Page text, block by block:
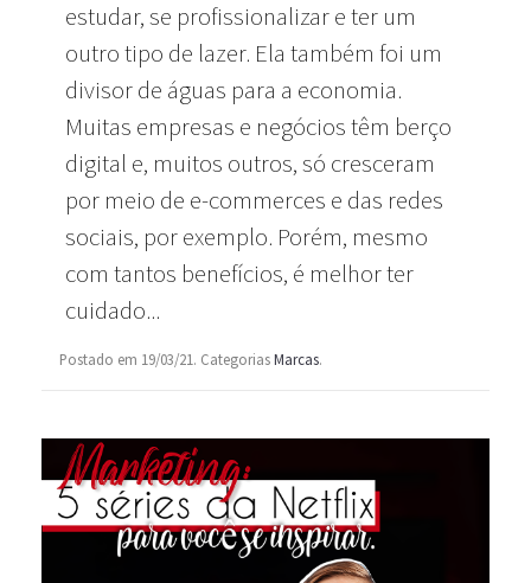
estudar, se profissionalizar e ter um
outro tipo de lazer. Ela também foi um
divisor de águas para a economia.
Muitas empresas e negócios têm berço
digital e, muitos outros, só cresceram
por meio de e-commerces e das redes
sociais, por exemplo. Porém, mesmo
com tantos benefícios, é melhor ter
cuidado...
Postado em 19/03/21. CategoriasMarcas.